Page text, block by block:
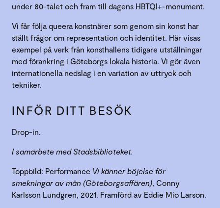
under 80-talet och fram till dagens HBTQI+-monument.
Vi får följa queera konstnärer som genom sin konst har
ställt frågor om representation och identitet. Här visas
exempel på verk från konsthallens tidigare utställningar
med förankring i Göteborgs lokala historia. Vi gör även
internationella nedslag i en variation av uttryck och
tekniker.
INFÖR DITT BESÖK
Drop-in.
I samarbete med Stadsbiblioteket.
Toppbild: Performance Vi känner böjelse för
smekningar av män (Göteborgsaffären), Conny
Karlsson Lundgren, 2021. Framförd av Eddie Mio Larson.